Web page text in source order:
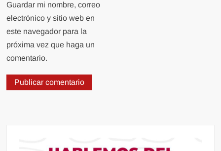
Guardar mi nombre, correo
electrónico y sitio web en
este navegador para la
próxima vez que haga un
comentario.